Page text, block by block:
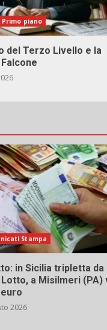
Primo piano
del Terzo Livello e la
Stampa
in Sicilia tripletta da
a Misilmeri (PA)
2026